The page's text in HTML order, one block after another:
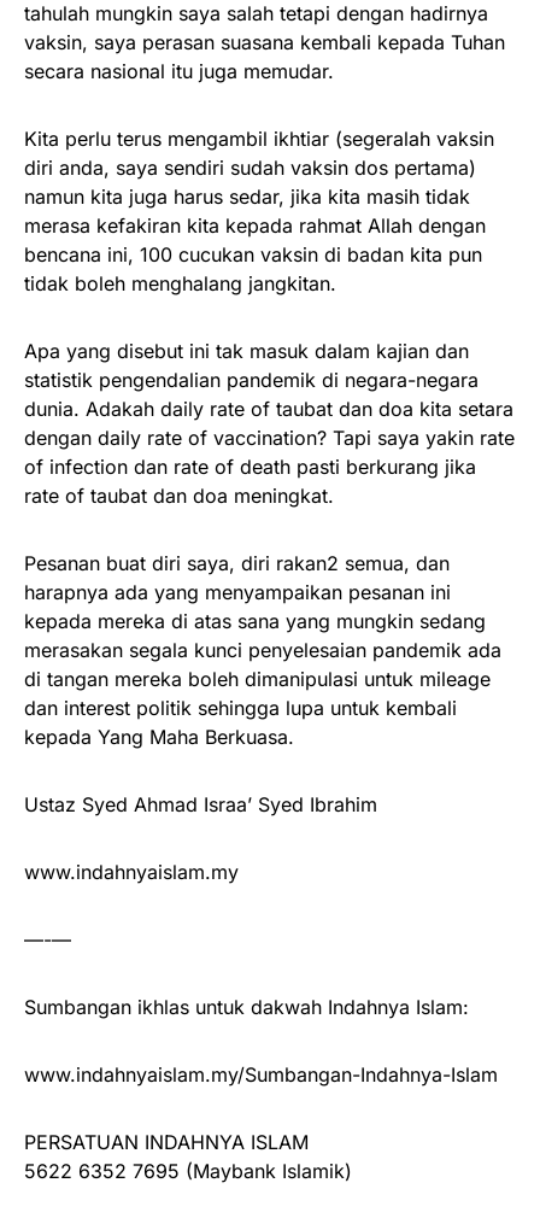
tahulah mungkin saya salah tetapi dengan hadirnya
vaksin, saya perasan suasana kembali kepada Tuhan
secara nasional itu juga memudar.
Kita perlu terus mengambil ikhtiar (segeralah vaksin
diri anda, saya sendiri sudah vaksin dos pertama)
namun kita juga harus sedar, jika kita masih tidak
merasa kefakiran kita kepada rahmat Allah dengan
bencana ini, 100 cucukan vaksin di badan kita pun
tidak boleh menghalang jangkitan.
Apa yang disebut ini tak masuk dalam kajian dan
statistik pengendalian pandemik di negara-negara
dunia. Adakah daily rate of taubat dan doa kita setara
dengan daily rate of vaccination? Tapi saya yakin rate
of infection dan rate of death pasti berkurang jika
rate of taubat dan doa meningkat.
Pesanan buat diri saya, diri rakan2 semua, dan
harapnya ada yang menyampaikan pesanan ini
kepada mereka di atas sana yang mungkin sedang
merasakan segala kunci penyelesaian pandemik ada
di tangan mereka boleh dimanipulasi untuk mileage
dan interest politik sehingga lupa untuk kembali
kepada Yang Maha Berkuasa.
Ustaz Syed Ahmad Israa’ Syed Ibrahim
www.indahnyaislam.my
—-—
Sumbangan ikhlas untuk dakwah Indahnya Islam:
www.indahnyaislam.my/Sumbangan-Indahnya-Islam
PERSATUAN INDAHNYA ISLAM
5622 6352 7695 (Maybank Islamik)